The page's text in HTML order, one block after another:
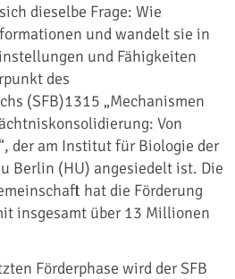
dieselbe Frage: Wie
und wandelt sie in
und Fähigkeiten
des
(SFB)1315 „Mechanismen
Von
der am Institut für Biologie der
Berlin (HU) angesiedelt ist. Die
hat die Förderung
insgesamt über 13 Millionen
Förderphase wird der SFB